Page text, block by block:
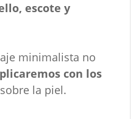
escote y
minimalista no
con los
la piel.